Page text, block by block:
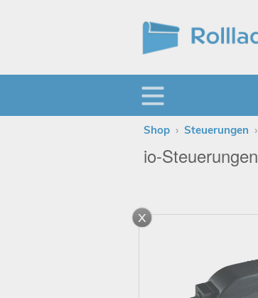
Shop › Steuerungen ›
io-Steuerungen
x